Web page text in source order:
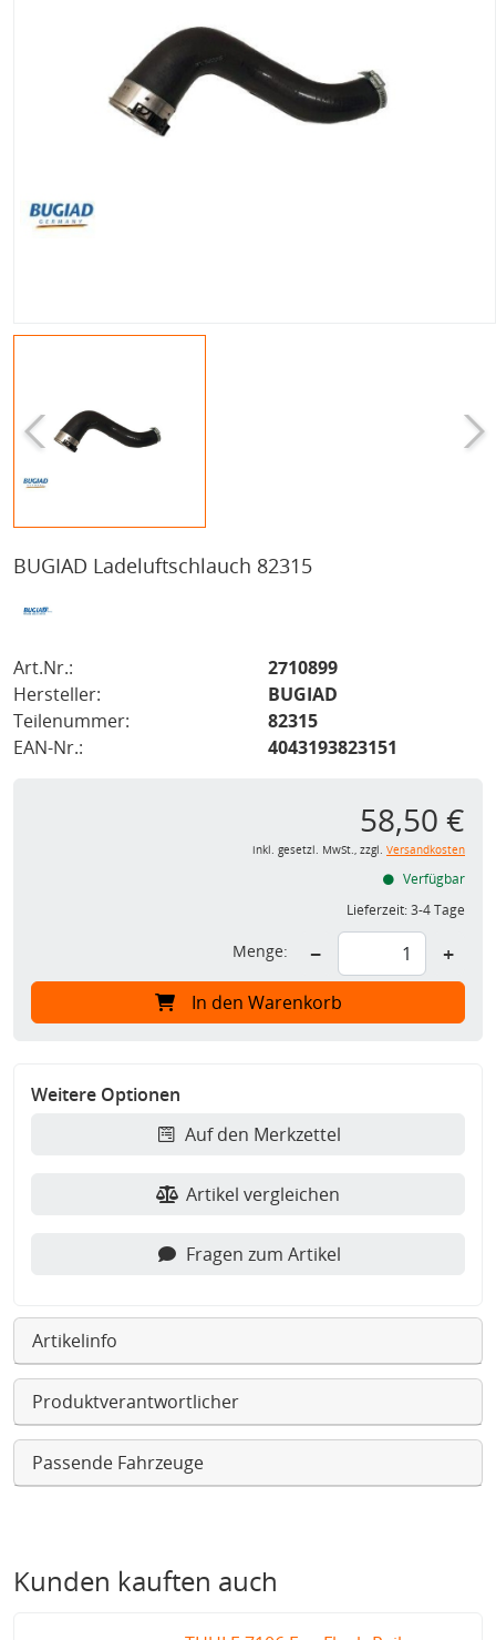
BUGIAD Ladeluftschlauch 82315
Art.Nr.:
2710899
Hersteller:
BUGIAD
Teilenummer:
82315
EAN-Nr.:
4043193823151
58,50 €
inkl. gesetzl. MwSt., zzgl. Versandkosten
Verfügbar
Lieferzeit:3-4 Tage
Menge: − +
In den Warenkorb
Weitere Optionen
Auf den Merkzettel
Artikel vergleichen
Fragen zum Artikel
Artikelinfo
Produktverantwortlicher
Passende Fahrzeuge
Kunden kauften auch